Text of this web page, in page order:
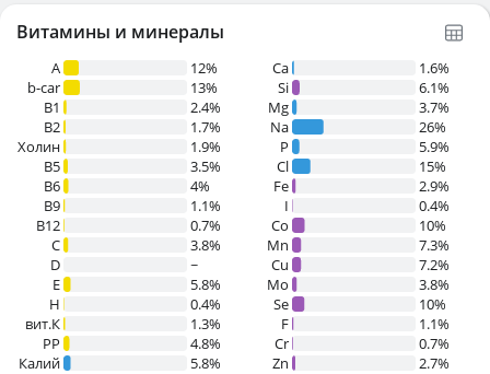
Витамины и минералы
A
12%
b-car
13%
В1
2.4%
B2
1.7%
Холин
1.9%
B5
3.5%
B6
4%
B9
1.1%
B12
0.7%
C
3.8%
D
~
E
5.8%
H
0.4%
вит.К
1.3%
PP
4.8%
Калий
5.8%
Ca
1.6%
Si
6.1%
Mg
3.7%
Na
26%
P
5.9%
Cl
15%
Fe
2.9%
I
0.4%
Co
10%
Mn
7.3%
Cu
7.2%
Mo
3.8%
Se
10%
F
1.1%
Cr
0.7%
Zn
2.7%